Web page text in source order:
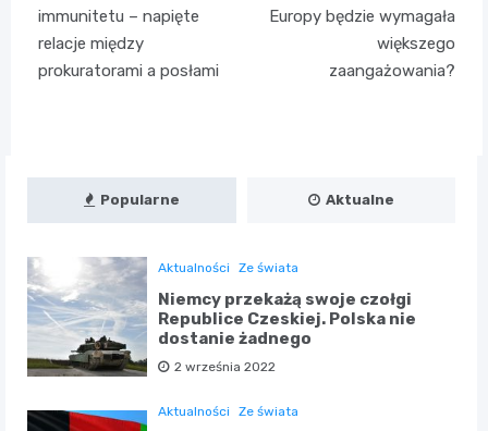
immunitetu – napięte
relacje między
prokuratorami a posłami
Europy będzie wymagała
większego
zaangażowania?
Popularne Aktualne
Aktualności Ze świata
Niemcy przekażą swoje czołgi
Republice Czeskiej. Polska nie
dostanie żadnego
2 września 2022
Aktualności Ze świata